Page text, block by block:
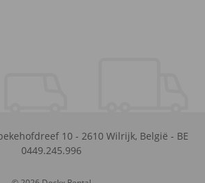
10 - 2610 Wilrijk, België - BE
0449.245.996